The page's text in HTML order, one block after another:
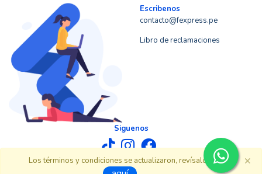
Escribenos
contacto@fexpress.pe
Libro de reclamaciones
Siguenos
© 2025 Fexpresstodos los derechos reservados. ×
Los términos y condiciones se actualizaron, revísalos